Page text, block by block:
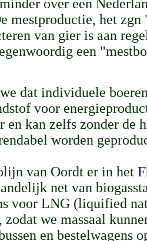
over een
mestproductie, het
van gier is aan
een
dat individuele
voor
en kan zelfs zonder de
worden
van Oordt er in het
net van
voor LNG (liquified
zodat we massaal
en bestelwagens